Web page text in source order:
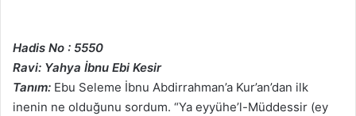
Hadis No : 5550
Ravi: Yahya İbnu Ebi Kesir
Tanım: Ebu Seleme İbnu Abdirrahman’a Kur’an’dan ilk
inenin ne olduğunu sordum. “Ya eyyühe’l-Müddessir (ey